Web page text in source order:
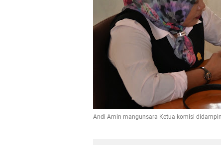
Andi Amin mangunsara Ketua komisi